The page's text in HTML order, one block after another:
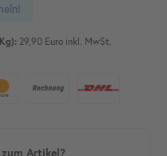
29,90 Euro inkl. MwSt.